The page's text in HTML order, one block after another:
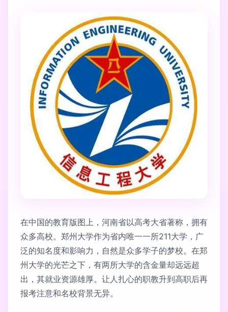
在中国的教育版图上，河南省以高考大省著称，拥有
众多高校。郑州大学作为省内唯一一所211大学，广
泛的知名度和影响力，自然是众多学子的梦校。在郑
州大学的光芒之下，有两所大学的含金量却远远超
出，其就业资源雄厚。让人扎心的职教升到高职后再
报考注意和名校背景无异。